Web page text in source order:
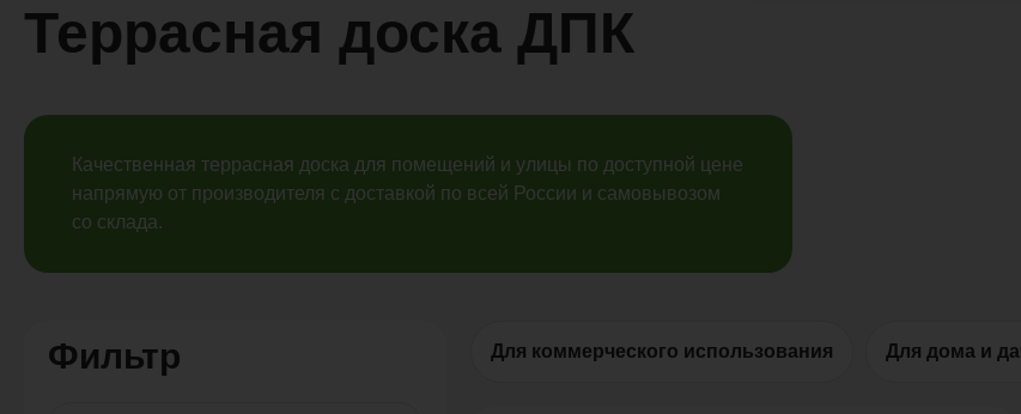
Террасная доска ДПК
Качественная террасная доска для помещений и улицы по доступной цене
напрямую от производителя с доставкой по всей России и самовывозом
со склада.
Для коммерческого использования Для дома и
Фильтр